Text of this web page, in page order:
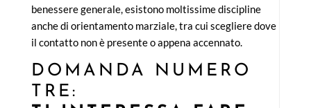
benessere generale, esistono moltissime discipline
anche di orientamento marziale, tra cui scegliere dove
il contatto non è presente o appena accennato.
DOMANDA NUMERO
TRE: